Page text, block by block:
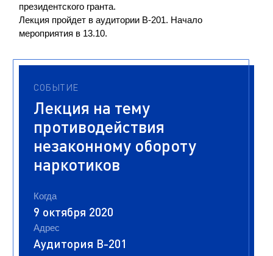
президентского гранта.
Лекция пройдет в аудитории В-201. Начало
мероприятия в 13.10.
СОБЫТИЕ
Лекция на тему
противодействия
незаконному обороту
наркотиков
Когда
9 октября 2020
Адрес
Аудитория В-201